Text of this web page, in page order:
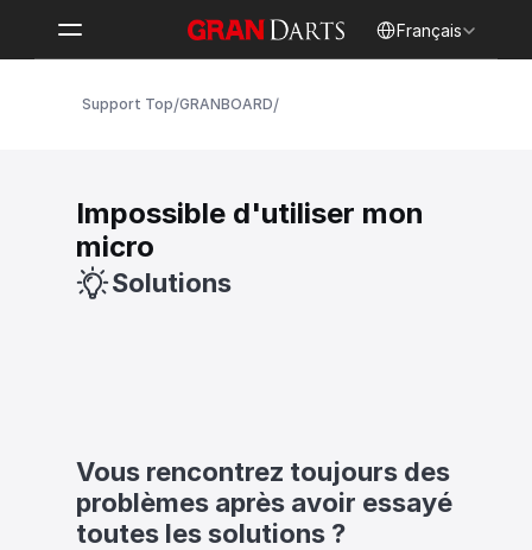
Français
Support Top/GRANBOARD/
Impossible d'utiliser mon
micro
Solutions
Vous rencontrez toujours des
problèmes après avoir essayé
toutes les solutions ?